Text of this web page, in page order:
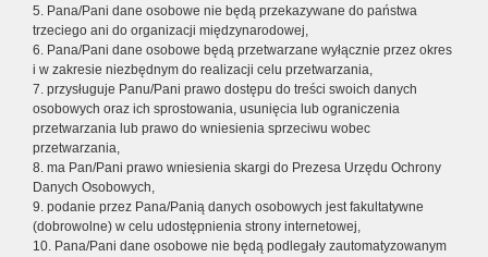
5. Pana/Pani dane osobowe nie będą przekazywane do państwa
trzeciego ani do organizacji międzynarodowej,
6. Pana/Pani dane osobowe będą przetwarzane wyłącznie przez okres
i w zakresie niezbędnym do realizacji celu przetwarzania,
7. przysługuje Panu/Pani prawo dostępu do treści swoich danych
osobowych oraz ich sprostowania, usunięcia lub ograniczenia
przetwarzania lub prawo do wniesienia sprzeciwu wobec
przetwarzania,
8. ma Pan/Pani prawo wniesienia skargi do Prezesa Urzędu Ochrony
Danych Osobowych,
9. podanie przez Pana/Panią danych osobowych jest fakultatywne
(dobrowolne) w celu udostępnienia strony internetowej,
10. Pana/Pani dane osobowe nie będą podlegały zautomatyzowanym